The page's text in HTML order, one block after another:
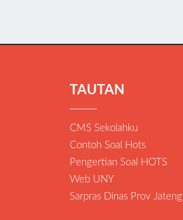
TAUTAN
CMS Sekolahku
Contoh Soal Hots
Pengertian Soal HOTS
Web UNY
Sarpras Dinas Prov Jateng